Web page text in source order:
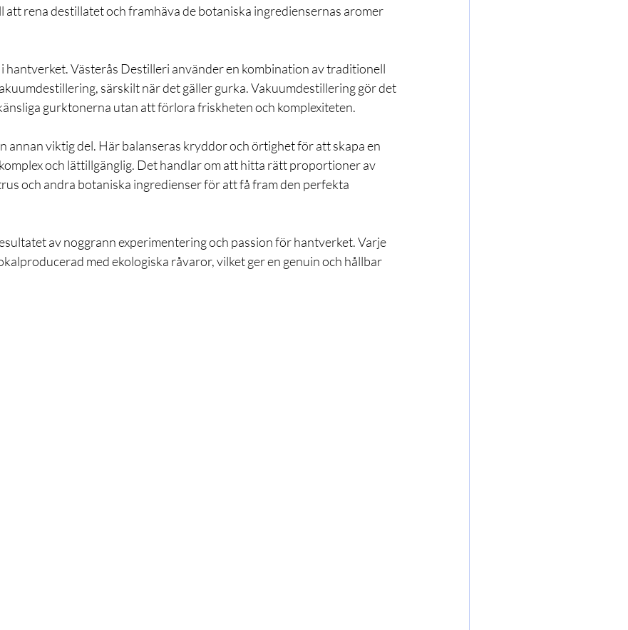
rena destillatet och framhäva de botaniska ingrediensernas aromer
hantverket. Västerås Destilleri använder en kombination av traditionell
särskilt när det gäller gurka. Vakuumdestillering gör det
gurktonerna utan att förlora friskheten och komplexiteten.
annan viktig del. Här balanseras kryddor och örtighet för att skapa en
och lättillgänglig. Det handlar om att hitta rätt proportioner av
och andra botaniska ingredienser för att få fram den perfekta
av noggrann experimentering och passion för hantverket. Varje
med ekologiska råvaror, vilket ger en genuin och hållbar